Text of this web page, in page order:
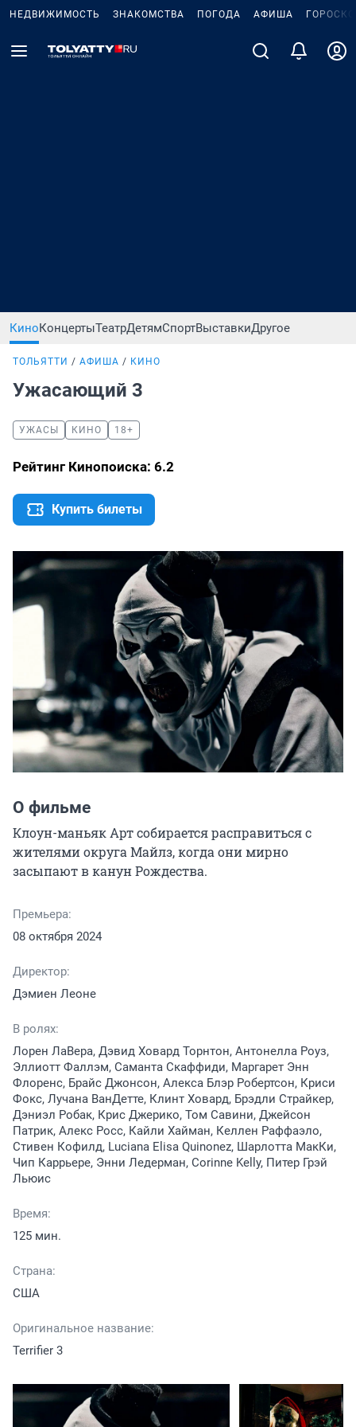
НЕДВИЖИМОСТЬ ЗНАКОМСТВА ПОГОДА АФИША
КиноКонцертыТеатрДетямСпортВыставкиДругое
ТОЛЬЯТТИ АФИША КИНО
Ужасающий 3
УЖАСЫ КИНО 18+
Рейтинг Кинопоиска: 6.2
Купить билеты
О фильме
Клоун-маньяк Арт собирается расправиться с
жителями округа Майлз, когда они мирно
засыпают в канун Рождества.
Премьера:
08 октября 2024
Директор:
Дэмиен Леоне
В ролях:
Лорен ЛаВера, Дэвид Ховард Торнтон, Антонелла Роуз,
Эллиотт Фаллэм, Саманта Скаффиди, Маргарет Энн
Флоренс, Брайс Джонсон, Алекса Блэр Робертсон, Криси
Фокс, Лучана ВанДетте, Клинт Ховард, Брэдли Страйкер,
Дэниэл Робак, Крис Джерико, Том Савини, Джейсон
Патрик, Алекс Росс, Кайли Хайман, Келлен Раффаэло,
Стивен Кофилд, Luciana Elisa Quinonez, Шарлотта МакКи,
Чип Каррьере, Энни Ледерман, Corinne Kelly, Питер Грэй
Льюис
Время:
125 мин.
Страна:
США
Оригинальное название:
Terrifier 3